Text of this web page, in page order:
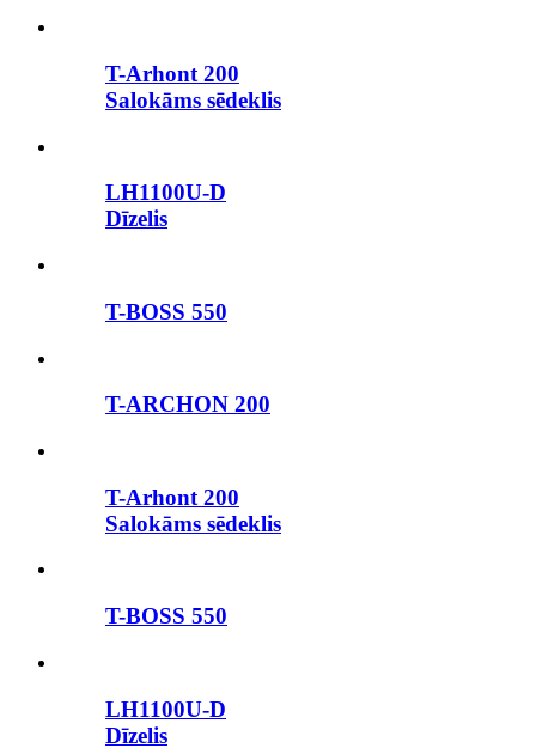
T-Arhont 200
Salokāms sēdeklis
LH1100U-D
Dīzelis
T-BOSS 550
T-ARCHON 200
T-Arhont 200
Salokāms sēdeklis
T-BOSS 550
LH1100U-D
Dīzelis